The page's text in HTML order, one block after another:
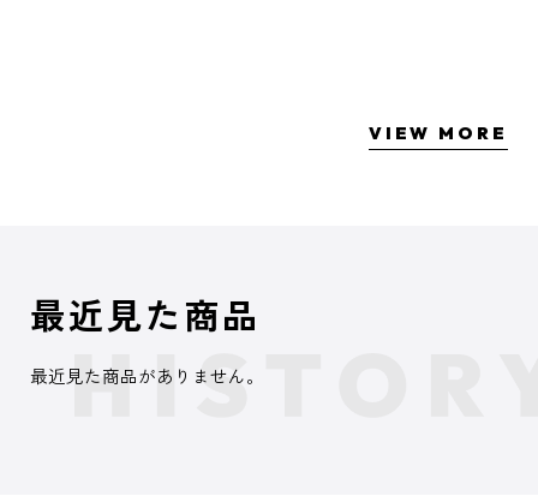
VIEW MORE
最近見た商品
最近見た商品がありません。